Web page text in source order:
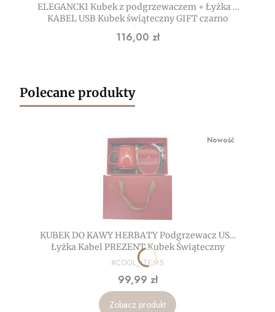
ELEGANCKI Kubek z podgrzewaczem + Łyżka +
KABEL USB Kubek świąteczny GIFT czarno
srebrny
Cena
116,00 zł
Polecane produkty
Nowość
KUBEK DO KAWY HERBATY Podgrzewacz USB
Łyżka Kabel PREZENT Kubek Świąteczny
czerwony
PRODUCENT
#COOL_ITEMS
Cena
99,99 zł
Zobacz produkt